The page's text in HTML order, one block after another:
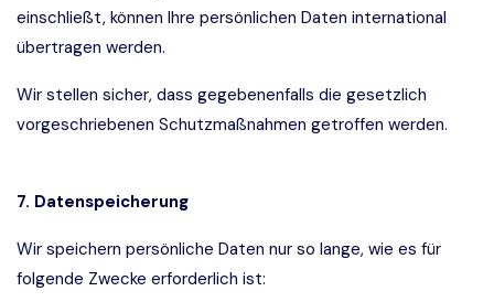
einschließt, können Ihre persönlichen Daten international
übertragen werden.
Wir stellen sicher, dass gegebenenfalls die gesetzlich
vorgeschriebenen Schutzmaßnahmen getroffen werden.
7. Datenspeicherung
Wir speichern persönliche Daten nur so lange, wie es für
folgende Zwecke erforderlich ist: